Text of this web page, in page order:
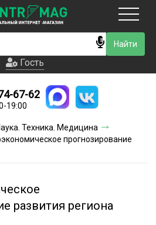
Гость
Новинки
доставки
Гость
67-62
19:00
Техника. Медицина
прогнозирование
развития региона